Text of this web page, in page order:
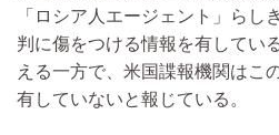
「ロシア人エージェント」らし
判に傷をつける情報を有してい
える一方で、米国諜報機関はこ
有していないと報じている。